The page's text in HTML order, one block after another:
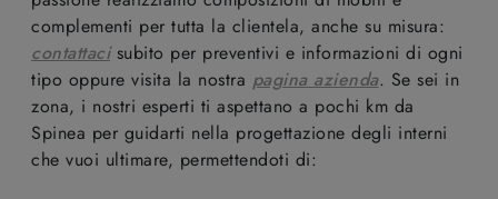
complementi per tutta la clientela, anche su misura:
contattacisubito per preventivi e informazioni di ogni
tipo oppure visita la nostra pagina azienda. Se sei in
zona, i nostri esperti ti aspettano a pochi km da
Spinea per guidarti nella progettazione degli interni
che vuoi ultimare, permettendoti di: